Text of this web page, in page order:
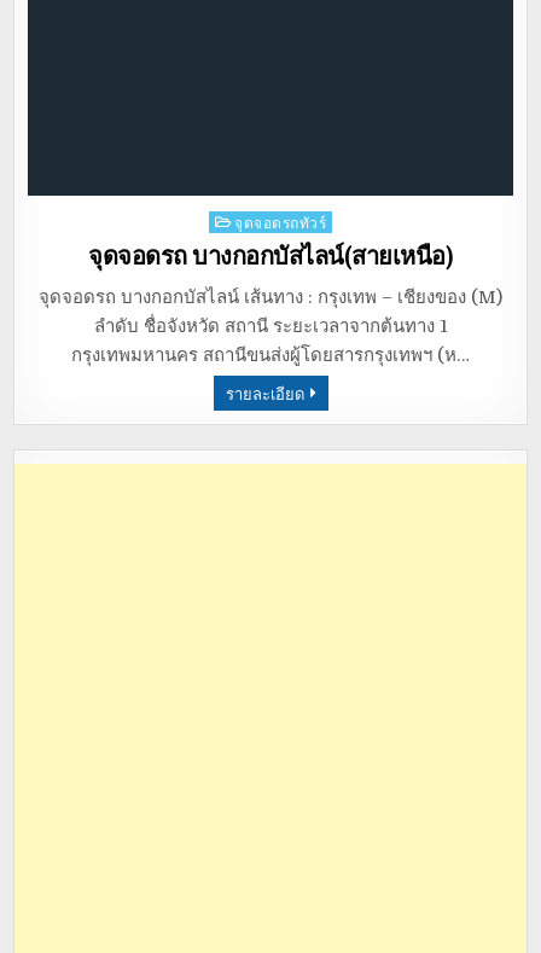
Posted
in
จุดจอดรถทัวร์
จุดจอดรถ บางกอกบัสไลน์(สายเหนือ)
จุดจอดรถ บางกอกบัสไลน์ เส้นทาง : กรุงเทพ – เชียงของ (M)
ลำดับ ชื่อจังหวัด สถานี ระยะเวลาจากต้นทาง 1
กรุงเทพมหานคร สถานีขนส่งผู้โดยสารกรุงเทพฯ (ห…
รายละเอียด